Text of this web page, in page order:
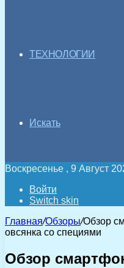
ТЕХНОЛОГИИ
Искать
Воскресенье , 9 Август
Войти
Switch skin
Главная/Обзоры/Обзор
овсянка со специями
Обзор